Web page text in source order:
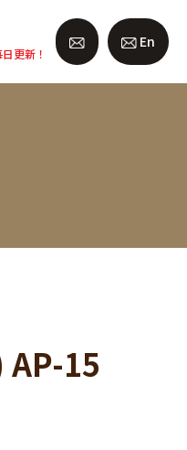
日更新！
En
AP-15